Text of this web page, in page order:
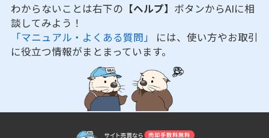
わからないことは右下の 【ヘルプ】 ボタンからAIに相
談してみよう！
「マニュアル・よくある質問」 には、使い方やお取引
に役立つ情報がまとまっています。